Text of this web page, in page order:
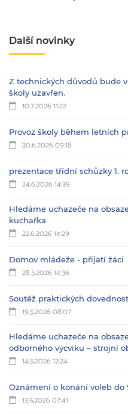
Další novinky
Z technických důvodů bude
školy uzavřen.
10.7.2026 11:22
Provoz školy během letních
30.6.2026 09:18
prezentace třídní schůzky 1.
24.6.2026 14:35
Hledáme uchazeče na
kuchařka
22.6.2026 14:29
Domov mládeže - přijatí žáci
28.5.2026 14:36
Soutěž praktických
19.5.2026 08:07
Hledáme uchazeče na
odborného výcviku – strojní
14.5.2026 12:24
Oznámení o konání voleb do
13.5.2026 07:41